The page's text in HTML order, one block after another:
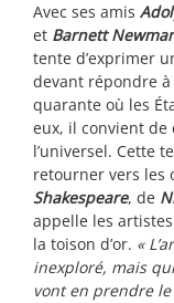
Avec ses amis
et Barnett
tente d’exprimer
devant répondre
quarante où les
eux, il convient de
l’universel. Cette
retourner vers les
Shakespeare, de
appelle les
la toison d’or. «
inexploré, mais
vont en prendre